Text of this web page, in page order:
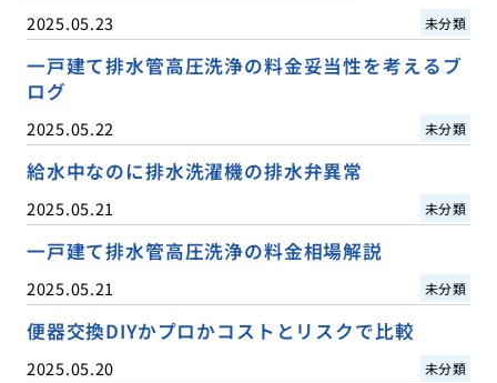
2025.05.23 未分類
一戸建て排水管高圧洗浄の料金妥当性を考えるブ
ログ
2025.05.22 未分類
給水中なのに排水洗濯機の排水弁異常
2025.05.21 未分類
一戸建て排水管高圧洗浄の料金相場解説
2025.05.21 未分類
便器交換DIYかプロかコストとリスクで比較
2025.05.20 未分類